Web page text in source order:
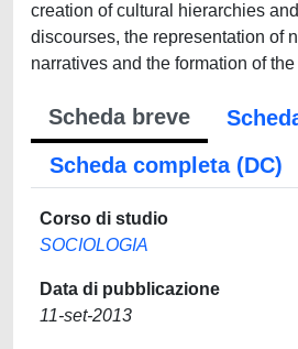
creation of cultural hierarchies
discourses, the representation of
narratives and the formation of
Scheda breve
Scheda completa (DC)
Corso di studio
SOCIOLOGIA
Data di pubblicazione
11-set-2013